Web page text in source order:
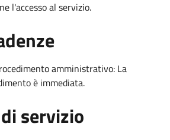
l'accesso al servizio.
amministrativo: La
è immediata.
servizio